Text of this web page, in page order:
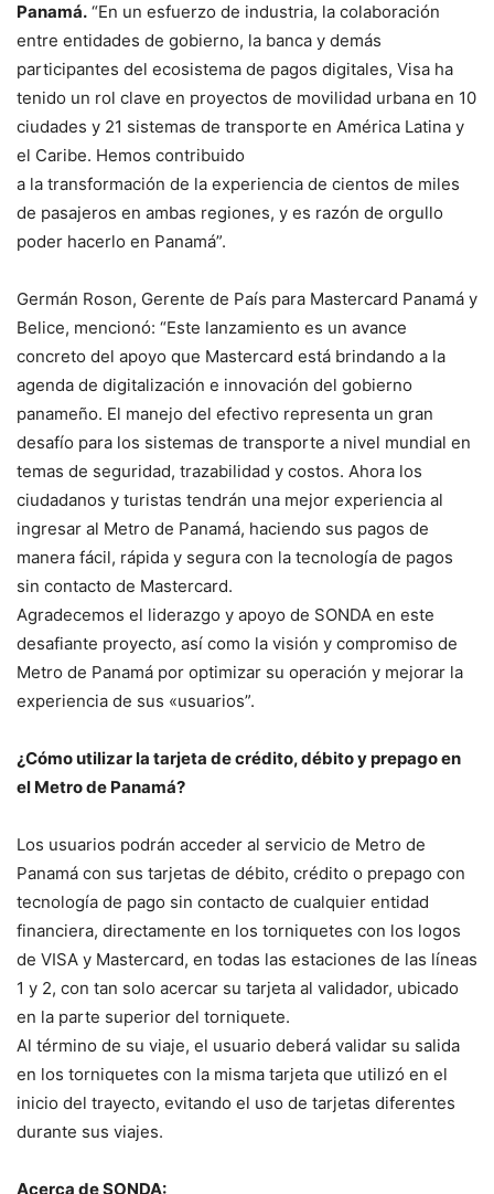
Panamá. “En un esfuerzo de industria, la colaboración
entre entidades de gobierno, la banca y demás
participantes del ecosistema de pagos digitales, Visa ha
tenido un rol clave en proyectos de movilidad urbana en 10
ciudades y 21 sistemas de transporte en América Latina y
el Caribe. Hemos contribuido
a la transformación de la experiencia de cientos de miles
de pasajeros en ambas regiones, y es razón de orgullo
poder hacerlo en Panamá”.
Germán Roson, Gerente de País para Mastercard Panamá y
Belice, mencionó: “Este lanzamiento es un avance
concreto del apoyo que Mastercard está brindando a la
agenda de digitalización e innovación del gobierno
panameño. El manejo del efectivo representa un gran
desafío para los sistemas de transporte a nivel mundial en
temas de seguridad, trazabilidad y costos. Ahora los
ciudadanos y turistas tendrán una mejor experiencia al
ingresar al Metro de Panamá, haciendo sus pagos de
manera fácil, rápida y segura con la tecnología de pagos
sin contacto de Mastercard.
Agradecemos el liderazgo y apoyo de SONDA en este
desafiante proyecto, así como la visión y compromiso de
Metro de Panamá por optimizar su operación y mejorar la
experiencia de sus «usuarios”.
¿Cómo utilizar la tarjeta de crédito, débito y prepago en
el Metro de Panamá?
Los usuarios podrán acceder al servicio de Metro de
Panamá con sus tarjetas de débito, crédito o prepago con
tecnología de pago sin contacto de cualquier entidad
financiera, directamente en los torniquetes con los logos
de VISA y Mastercard, en todas las estaciones de las líneas
1 y 2, con tan solo acercar su tarjeta al validador, ubicado
en la parte superior del torniquete.
Al término de su viaje, el usuario deberá validar su salida
en los torniquetes con la misma tarjeta que utilizó en el
inicio del trayecto, evitando el uso de tarjetas diferentes
durante sus viajes.
Acerca de SONDA: